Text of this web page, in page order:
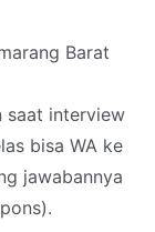
Barat
saat interview
bisa WA ke
jawabannya